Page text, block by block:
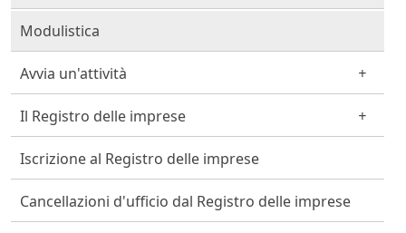
Modulistica
Avvia un'attività
Il Registro delle imprese
Iscrizione al Registro delle imprese
Cancellazioni d'ufficio dal Registro delle imprese